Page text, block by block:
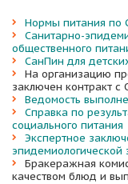
Нормы питания по
Санитарно-
общественного
СанПин для
На организацию
заключен контракт
Ведомость
Справка по
социального питания
Экспертное
эпидемиологической
Бракеражная
качеством блюд и